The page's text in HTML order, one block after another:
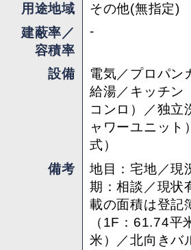
用途地域
その他(無指定)
建蔽率／
容積率
-
設備
電気／プロパン
給湯／キッチン
コンロ）／独立
ャワーユニット
式）
備考
地目：宅地／現
期：相談／現状
載の面積は登記
（1F：61.74平
米）／北向きバ